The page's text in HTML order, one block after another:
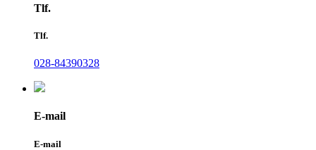
Tlf.
Tlf.
028-84390328
E-mail
E-mail